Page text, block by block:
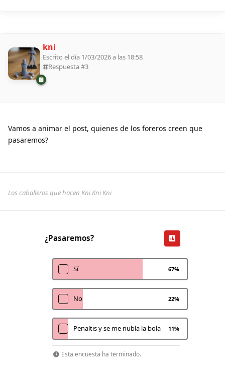
kni
Escrito el día 1/03/2026 a las 18:58
Respuesta #3
Vamos a animar el post, quienes de los foreros creen que
pasaremos?
Los caballeros que hacen Kni Kni Kni
¿Pasaremos?
Sí 67%
No 22%
Penaltis y se me nubla la bola 11%
Esta encuesta ha terminado.